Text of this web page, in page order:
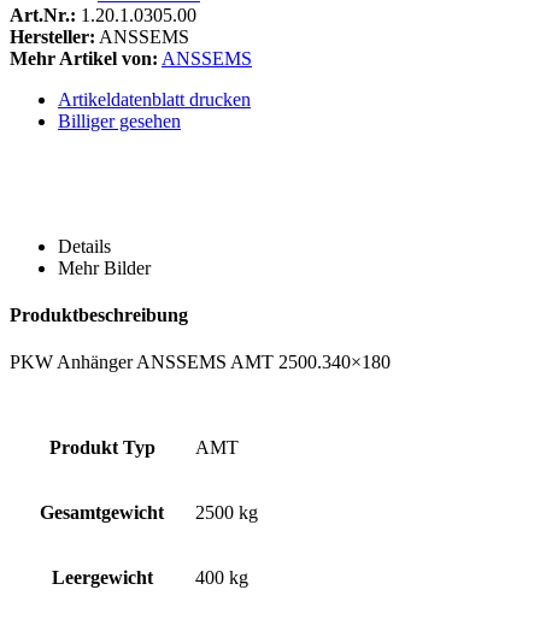
Art.Nr.: 1.20.1.0305.00
Hersteller: ANSSEMS
Mehr Artikel von: ANSSEMS
Artikeldatenblatt drucken
Billiger gesehen
Details
Mehr Bilder
Produktbeschreibung
PKW Anhänger ANSSEMS AMT 2500.340×180
Produkt Typ AMT
Gesamtgewicht 2500 kg
Leergewicht 400 kg